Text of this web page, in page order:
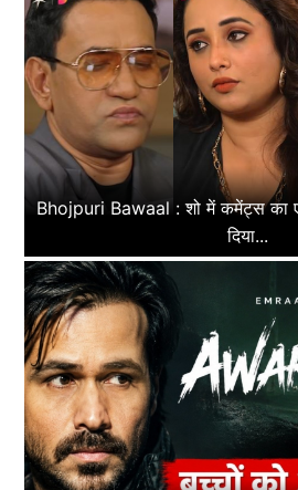
Bhojpuri Bawaal : शो में कमेंट्स का
दिया...